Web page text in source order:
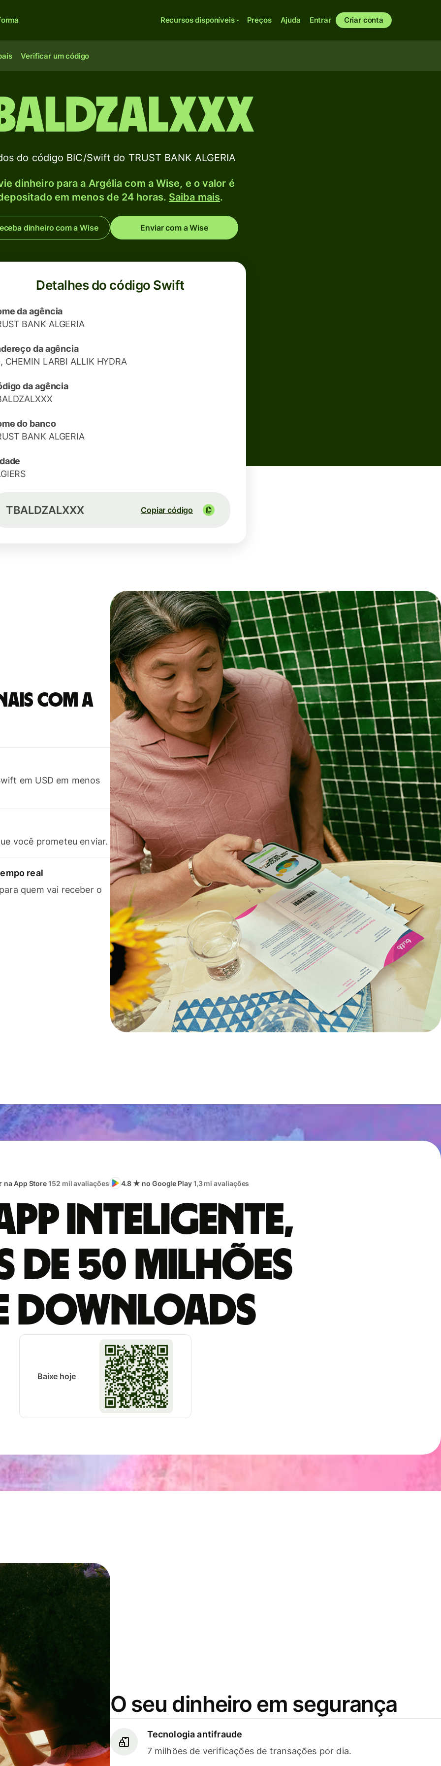
Recursos disponíveis Preços Ajuda Entrar Criar conta
Verificar um código
do código BIC/Swift do TRUST BANK ALGERIA
dinheiro para a Argélia com a Wise, e o valor é
em menos de 24 horas. Saiba mais.
dinheiro com a Wise Enviar com a Wise
Detalhes do código Swift
da agência
BANK ALGERIA
da agência
CHEMIN LARBI ALLIK HYDRA
da agência
do banco
BANK ALGERIA
TBALDZALXXX Copiar código
com a
em USD em menos
você prometeu enviar.
real
quem vai receber o
na App Store152 mil avaliações 4.8 ★ no Google Play1,3 mi avaliações
inteligente,
de 50 milhões
downloads
Baixe hoje
O seu dinheiro em segurança
Tecnologia antifraude
7 milhões de verificações de transações por dia.